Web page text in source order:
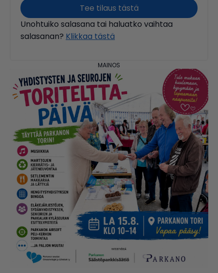
Tee tilaus tästä
Unohtuiko salasana tai haluatko vaihtaa
salasanan? Klikkaa tästä